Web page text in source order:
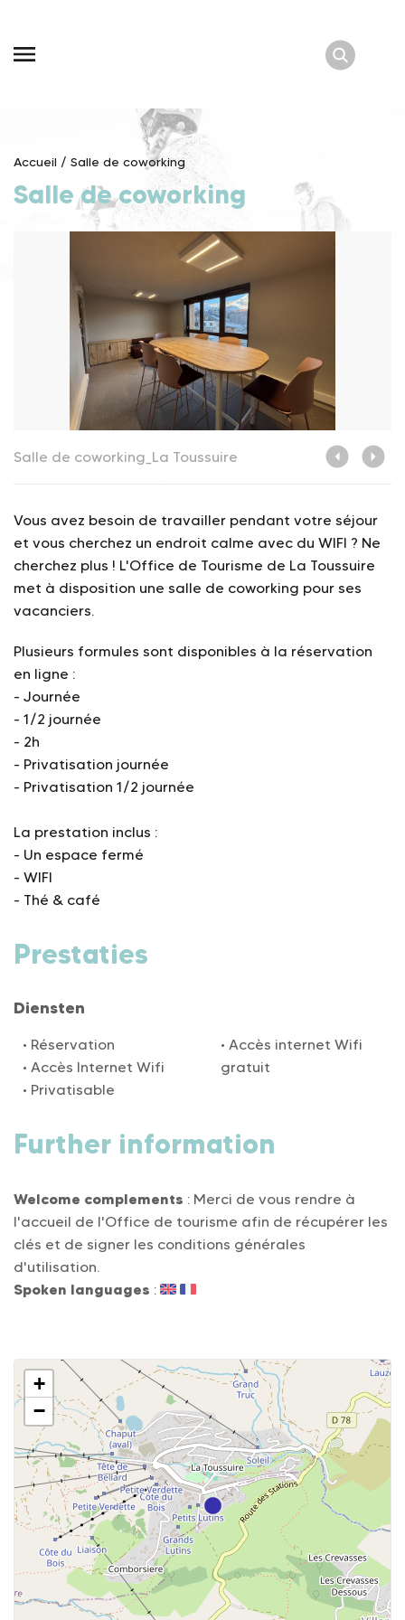
content
Accueil / Salle de coworking
Salle de coworking
Salle de coworking_La Toussuire
Vous avez besoin de travailler pendant votre séjour
et vous cherchez un endroit calme avec du WIFI ? Ne
cherchez plus ! L'Office de Tourisme de La Toussuire
met à disposition une salle de coworking pour ses
vacanciers.
Plusieurs formules sont disponibles à la réservation
en ligne :
- Journée
- 1/2 journée
- 2h
- Privatisation journée
- Privatisation 1/2 journée
La prestation inclus :
- Un espace fermé
- WIFI
- Thé & café
Prestaties
Diensten
Réservation
Accès Internet Wifi
Privatisable
Accès internet Wifi
gratuit
Further information
Welcome complements : Merci de vous rendre à
l'accueil de l'Office de tourisme afin de récupérer les
clés et de signer les conditions générales
d'utilisation.
Spoken languages :
+
−